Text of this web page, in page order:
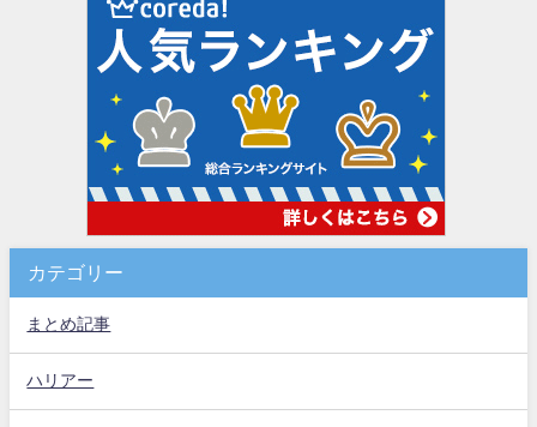
カテゴリー
まとめ記事
ハリアー